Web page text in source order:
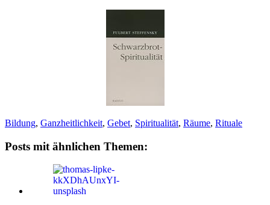
Bildung, Ganzheitlichkeit, Gebet, Spiritualität, Räume, Rituale
Posts mit ähnlichen Themen: